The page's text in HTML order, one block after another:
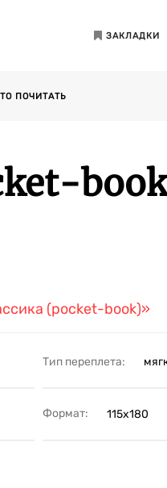
ЗАКЛАДКИ
ПОЧИТАТЬ
(pocket-book)»
Тип переплета:
Формат: 115х180